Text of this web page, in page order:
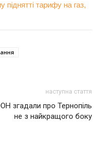
тарифу на газ,
наступна стаття
згадали про Тернопіль
не з найкращого боку